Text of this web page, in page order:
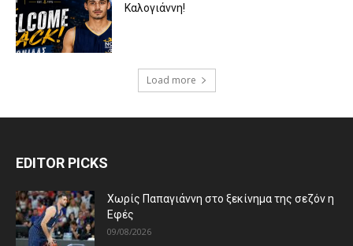
Καλογιάννη!
Load more
EDITOR PICKS
Χωρίς Παπαγιάννη στο ξεκίνημα της σεζόν η
Εφές
09/08/2026